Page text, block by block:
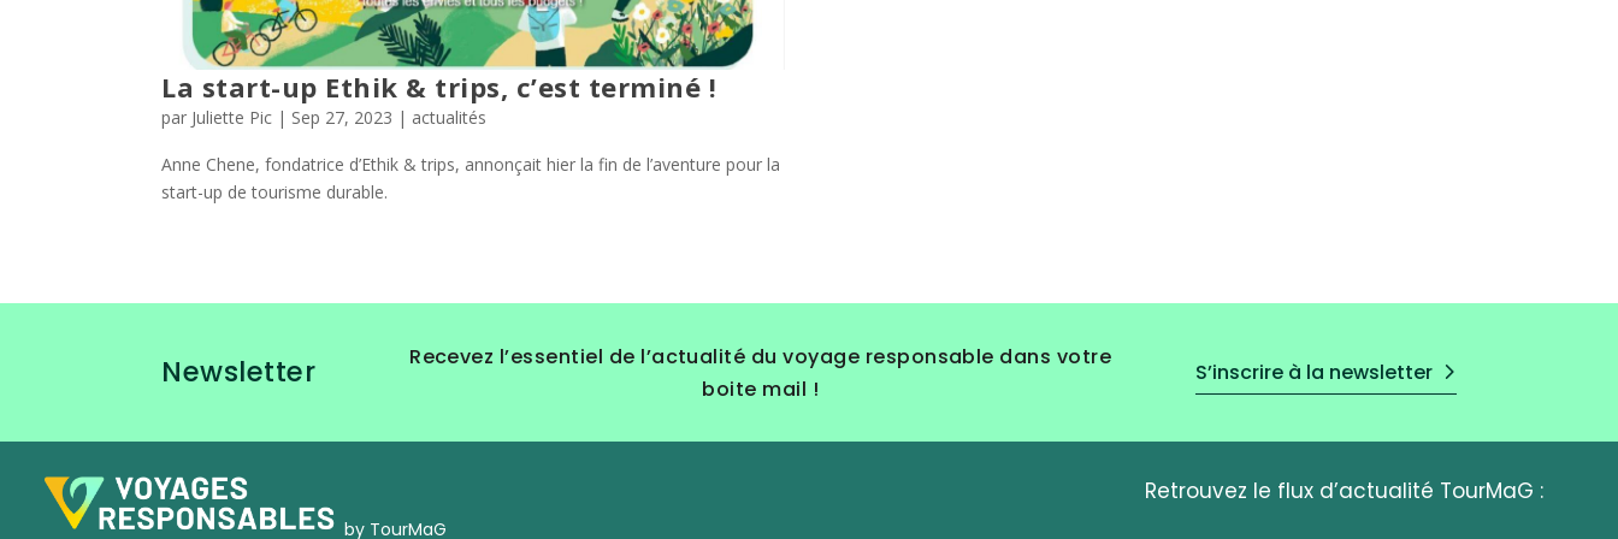
La start-up Ethik & trips, c’est terminé !
par Juliette Pic | Sep 27, 2023 | actualités
Anne Chene, fondatrice d’Ethik & trips, annonçait hier la fin de l’aventure pour la
start-up de tourisme durable.
Newsletter
Recevez l’essentiel de l’actualité du voyage responsable dans votre
boite mail !
S’inscrire à la newsletter
by TourMaG
Retrouvez le flux d’actualité TourMaG :